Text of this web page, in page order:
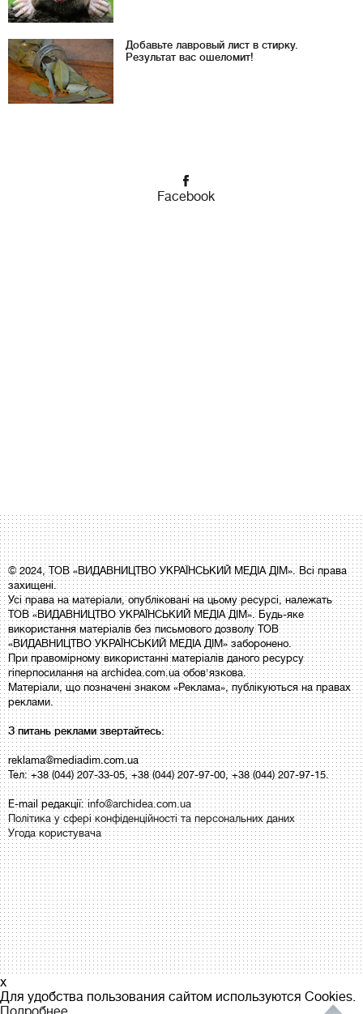
Добавьте лавровый лист в стирку.
Результат вас ошеломит!
Facebook
© 2024, ТОВ «ВИДАВНИЦТВО УКРАЇНСЬКИЙ МЕДІА ДІМ». Всі права
захищені.
Усі права на матеріали, опубліковані на цьому ресурсі, належать
ТОВ «ВИДАВНИЦТВО УКРАЇНСЬКИЙ МЕДІА ДІМ». Будь-яке
використання матеріалів без письмового дозволу ТОВ
«ВИДАВНИЦТВО УКРАЇНСЬКИЙ МЕДІА ДІМ» заборонено.
При правомірному використанні матеріалів даного ресурсу
гіперпосилання на archidea.com.ua обов'язкова.
Матеріали, що позначені знаком «Реклама», публікуються на правах
реклами.
З питань реклами звертайтесь:
reklama@mediadim.com.ua
Тел: +38 (044) 207-33-05, +38 (044) 207-97-00, +38 (044) 207-97-15.
E-mail редакції:info@archidea.com.ua
Політика у сфері конфіденційності та персональних даних
Угода користувача
x
Для удобства пользования сайтом используются Cookies.